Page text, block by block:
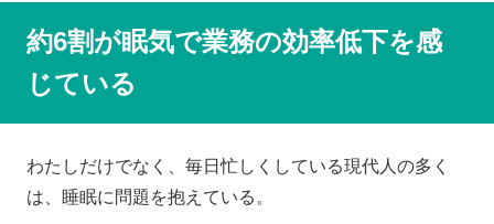
約6割が眠気で業務の効率低下を感
じている
わたしだけでなく、毎日忙しくしている現代人の多く
は、睡眠に問題を抱えている。